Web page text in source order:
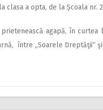
a opta, de la Școala nr.
agapă, în
între „Soarele Dreptăţii“